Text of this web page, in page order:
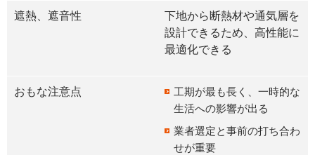
遮熱、遮音性
下地から断熱材や通気層を
設計できるため、高性能に
最適化できる
おもな注意点
工期が最も長く、一時的な
生活への影響が出る
業者選定と事前の打ち合わ
せが重要